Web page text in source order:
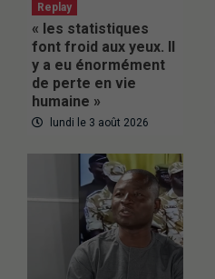
Replay
« les statistiques
font froid aux yeux. Il
y a eu énormément
de perte en vie
humaine »
lundi le 3 août 2026